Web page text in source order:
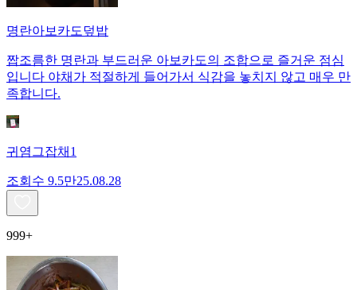
명란아보카도덮밥
짭조름한 명란과 부드러운 아보카도의 조합으로 즐거운 점심
입니다 야채가 적절하게 들어가서 식감을 놓치지 않고 매우 만
족합니다.
귀염그잡채1
조회수 9.5만25.08.28
999+